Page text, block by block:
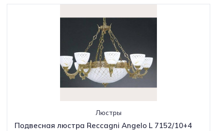
Люстры
Подвесная люстра Reccagni Angelo L 7152/10+4